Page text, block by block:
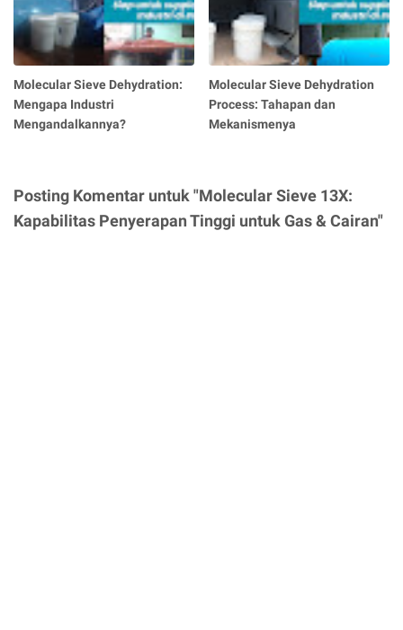
Molecular Sieve Dehydration:
Mengapa Industri
Mengandalkannya?
Molecular Sieve Dehydration
Process: Tahapan dan
Mekanismenya
Posting Komentar untuk "Molecular Sieve 13X:
Kapabilitas Penyerapan Tinggi untuk Gas & Cairan"